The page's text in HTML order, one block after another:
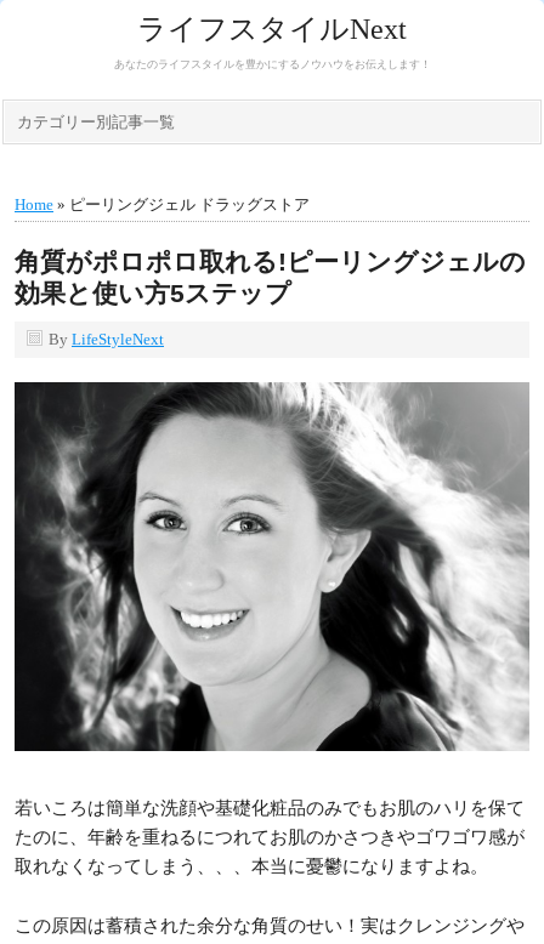
ライフスタイルNext
あなたのライフスタイルを豊かにするノウハウをお伝えします！
カテゴリー別記事一覧
Home » ピーリングジェル ドラッグストア
角質がポロポロ取れる!ピーリングジェルの
効果と使い方5ステップ
By LifeStyleNext
若いころは簡単な洗顔や基礎化粧品のみでもお肌のハリを保て
たのに、年齢を重ねるにつれてお肌のかさつきやゴワゴワ感が
取れなくなってしまう、、、本当に憂鬱になりますよね。
この原因は蓄積された余分な角質のせい！実はクレンジングや